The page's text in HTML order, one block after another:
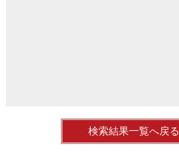
検索結果一覧へ戻る